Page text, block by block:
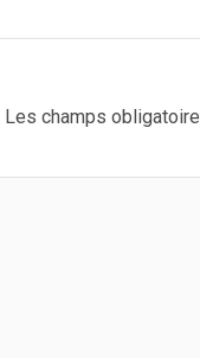
Les champs